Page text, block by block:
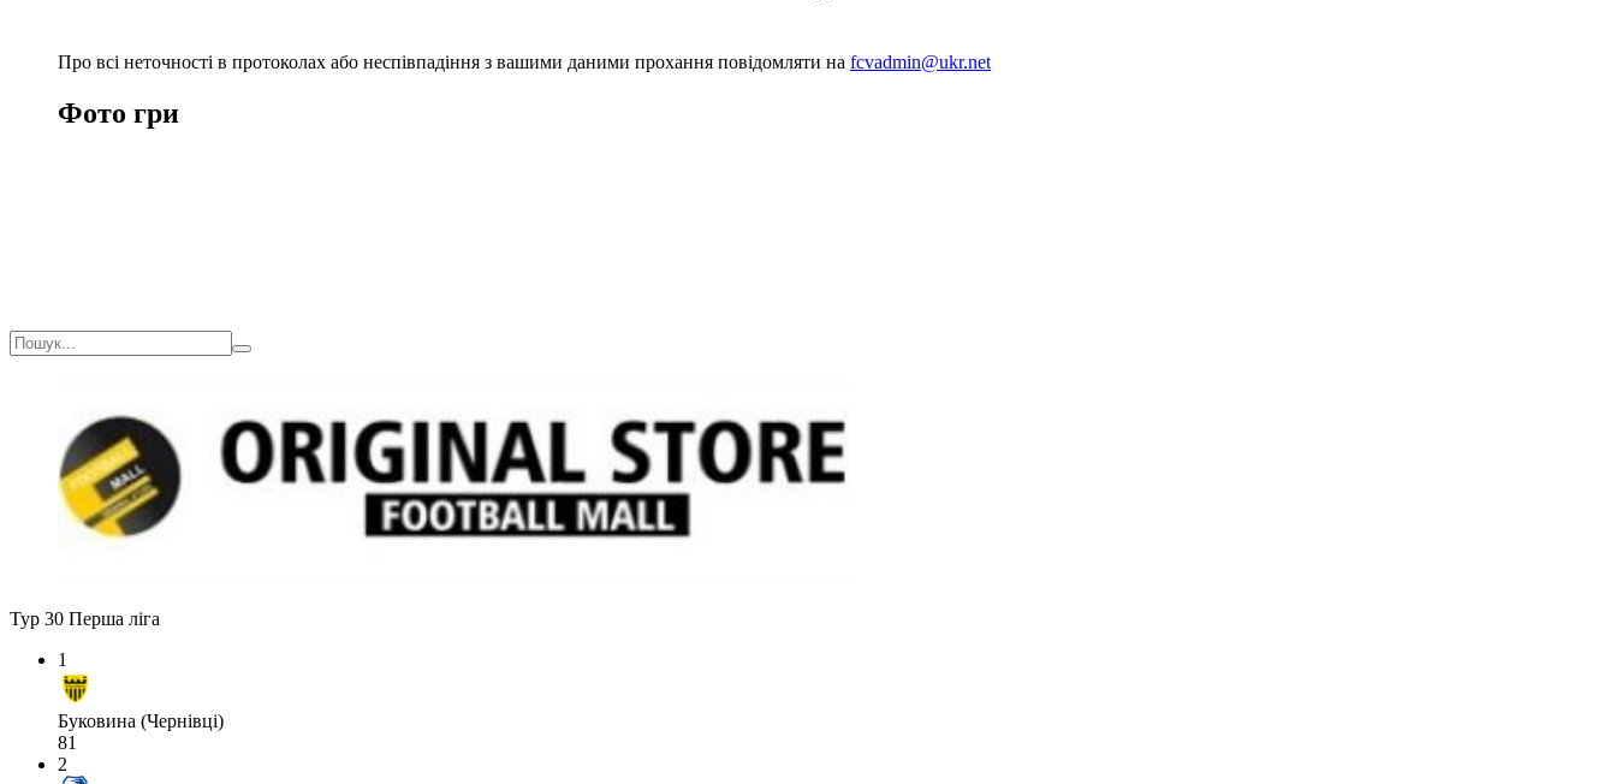
Про всі неточності в протоколах або неспівпадіння з вашими даними прохання повідомляти на fcvadmin@ukr.net
Фото гри
Тур 30 Перша ліга
1
Буковина (Чернівці)
81
2